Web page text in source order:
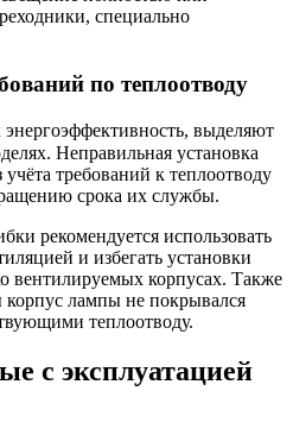
специально
по теплоотводу
выделяют
требований к теплоотводу
срока их службы.
рекомендуется использовать
и избегать установки
вентилируемых корпусах. Также
корпус лампы не покрывался
теплоотводу.
с эксплуатацией